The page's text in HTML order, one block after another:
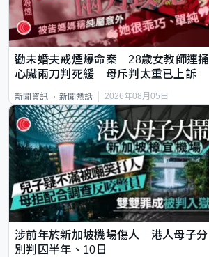
勸未婚夫戒煙爆命案 28歲女教師連捅
心臟兩刀判死緩 母斥判太重已上訴
新聞資訊 新聞熱話 2026年08月05日
涉前年於新加坡機場傷人 港人母子分
別判囚半年、10日